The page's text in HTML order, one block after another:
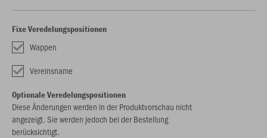
Fixe Veredelungspositionen
Wappen
Vereinsname
Optionale Veredelungspositionen
Diese Änderungen werden in der Produktvorschau nicht
angezeigt. Sie werden jedoch bei der Bestellung
berücksichtigt.